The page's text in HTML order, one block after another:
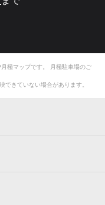
極マップです。
月極駐車場のご
きていない場合があります。